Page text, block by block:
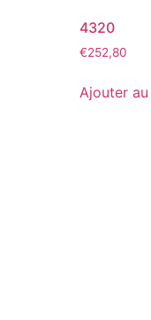
4320
€252,80
Ajouter